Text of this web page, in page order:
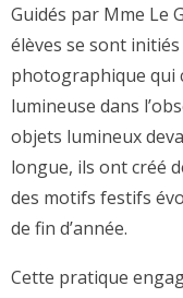
Guidés par Mme Le
élèves se sont
photographique qui
lumineuse dans
objets lumineux
longue, ils ont créé
des motifs festifs
de fin d’année.
Cette pratique